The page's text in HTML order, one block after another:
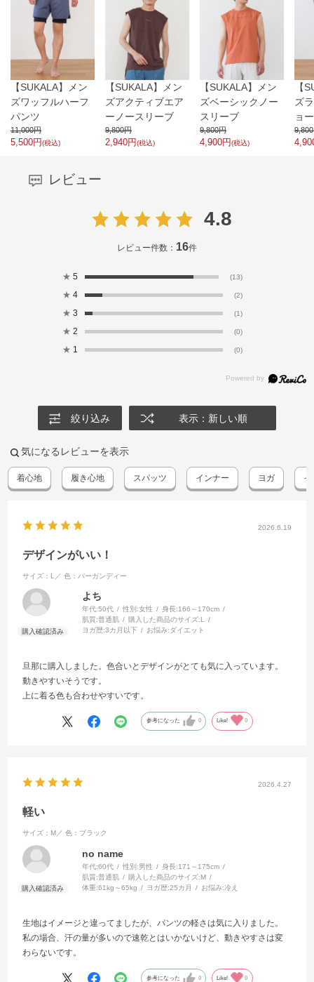
【SUKALA】メン
ズワッフルハーフ
パンツ
11,000円
5,500円(税込)
【SUKALA】メン
ズアクティブエア
ーノースリーブ
9,800円
2,940円(税込)
【SUKALA】メン
ズベーシックノー
スリーブ
9,800円
4,900円(税込)
【
ズ
ョ
9,800
レビュー
4.8
レビュー件数： 16件
★ 5 (13)
★ 4 (2)
★ 3 (1)
★ 2 (0)
★ 1 (0)
絞り込み 表示：新しい順
気になるレビューを表示
着心地 履き心地 スパッツ インナー ヨガ
2026.6.19
デザインがいい！
サイズ：L／ 色：バーガンディー
よち
年代:50代 性別:女性 身長:166～170cm
肌質:普通肌 購入した商品のサイズ:L
ヨガ歴:3カ月以下 お悩み:ダイエット
旦那に購入しました。色合いとデザインがとても気に入っています。
動きやすいそうです。
上に着る色も合わせやすいです。
参考になった 0 Like! 0
2026.4.27
軽い
サイズ：M／ 色：ブラック
no name
年代:60代 性別:男性 身長:171～175cm
肌質:普通肌 購入した商品のサイズ:M
体重:61kg～65kg ヨガ歴:25カ月 お悩み:冷え
生地はイメージと違ってましたが、パンツの軽さは気に入りました。
私の場合、汗の量が多いので速乾とはいかないけど、動きやすさは変
わらないです。
参考になった 0 Like! 0